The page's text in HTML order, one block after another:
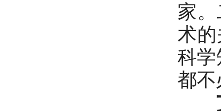
家
术
科学
都不